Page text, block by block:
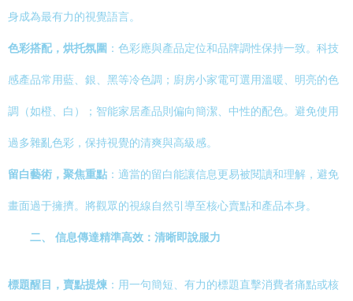
身成為最有力的視覺語言。
色彩搭配，烘托氛圍 ：色彩應與產品定位和品牌調性保持一致。科技
感產品常用藍、銀、黑等冷色調；廚房小家電可選用溫暖、明亮的色
調（如橙、白）；智能家居產品則偏向簡潔、中性的配色。避免使用
過多雜亂色彩，保持視覺的清爽與高級感。
留白藝術，聚焦重點 ：適當的留白能讓信息更易被閱讀和理解，避免
畫面過于擁擠。將觀眾的視線自然引導至核心賣點和產品本身。
二、 信息傳達精準高效：清晰即說服力
標題醒目，賣點提煉 ：用一句簡短、有力的標題直擊消費者痛點或核